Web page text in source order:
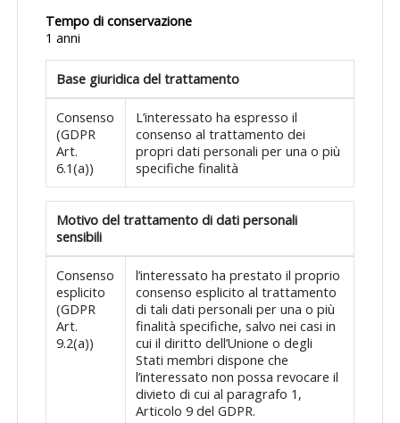
Tempo di conservazione
1 anni
Base giuridica del trattamento
Consenso
(GDPR
Art.
6.1(a))
L’interessato ha espresso il
consenso al trattamento dei
propri dati personali per una o più
specifiche finalità
Motivo del trattamento di dati personali
sensibili
Consenso
esplicito
(GDPR
Art.
9.2(a))
l’interessato ha prestato il proprio
consenso esplicito al trattamento
di tali dati personali per una o più
finalità specifiche, salvo nei casi in
cui il diritto dell’Unione o degli
Stati membri dispone che
l’interessato non possa revocare il
divieto di cui al paragrafo 1,
Articolo 9 del GDPR.